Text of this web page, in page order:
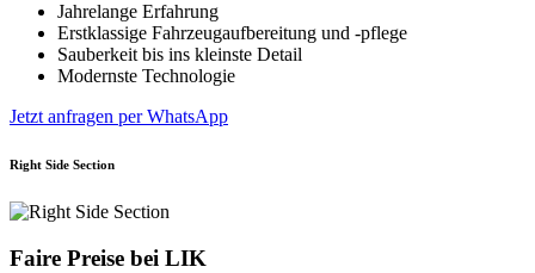
Jahrelange Erfahrung
Erstklassige Fahrzeugaufbereitung und -pflege
Sauberkeit bis ins kleinste Detail
Modernste Technologie
Jetzt anfragen per WhatsApp
Right Side Section
Faire Preise bei LIK